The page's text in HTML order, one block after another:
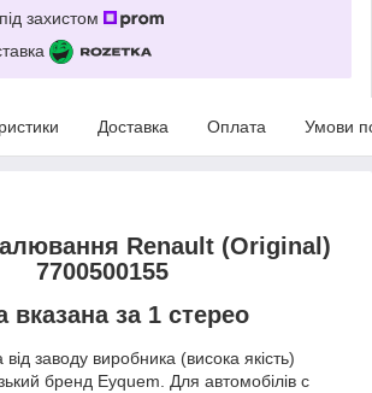
захистом
Доставка Оплата Умови
Renault (Original)
7700500155
вказана за 1 стерео
від заводу виробника (висока якість)
бренд Eyquem. Для автомобілів с